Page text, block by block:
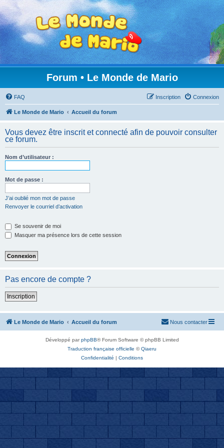
Forum • Le Monde de Mario
FAQ Connexion
Inscription
Le Monde de Mario Accueil du forum
Vous devez être inscrit et connecté afin de pouvoir consulter
ce forum.
Nom d’utilisateur :
Mot de passe :
J’ai oublié mon mot de passe
Renvoyer le courriel d’activation
Se souvenir de moi
Masquer ma présence lors de cette session
Pas encore de compte ?
Inscription
Le Monde de Mario Accueil du forum Nous contacter
Développé parphpBB® Forum Software © phpBB Limited
Traduction française officielle ©Qiaeru
Confidentialité | Conditions